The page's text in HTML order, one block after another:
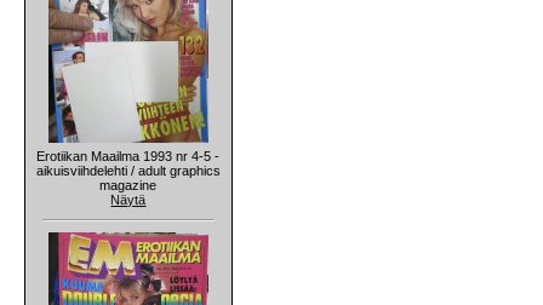
Erotiikan Maailma 1993 nr 4-5 -
aikuisviihdelehti / adult graphics
magazine
Näytä